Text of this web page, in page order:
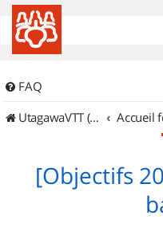
FAQ
UtagawaVTT (Randos VTT et VTTAE avec traces GPS)
Accueil
[Objectifs